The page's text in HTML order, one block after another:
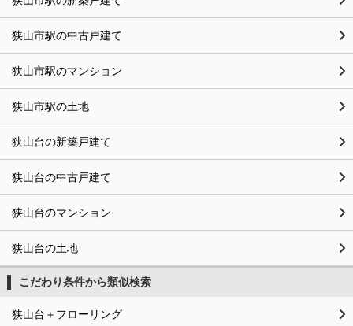
狭山市駅の中古戸建て
狭山市駅のマンション
狭山市駅の土地
狭山台の新築戸建て
狭山台の中古戸建て
狭山台のマンション
狭山台の土地
こだわり条件から類似検索
狭山台＋フローリング